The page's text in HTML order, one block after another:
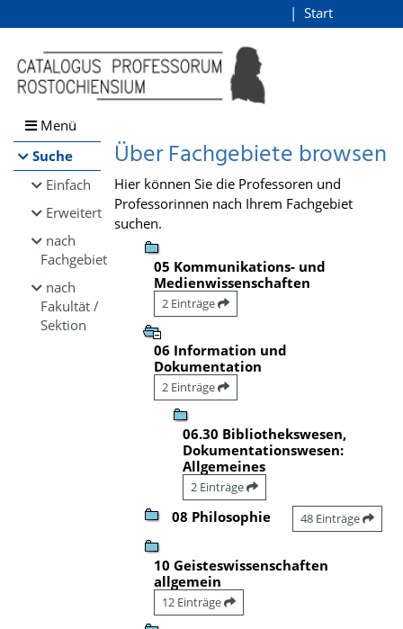
Browsen
direkt zum Inhalt
Start
Menü
Suche
Einfach
Erweitert
nach
Fachgebiet
nach
Fakultät /
Sektion
Über Fachgebiete browsen
Hier können Sie die Professoren und
Professorinnen nach Ihrem Fachgebiet
suchen.
05 Kommunikations- und
Medienwissenschaften
2 Einträge
06 Information und
Dokumentation
2 Einträge
06.30 Bibliothekswesen,
Dokumentationswesen:
Allgemeines
2 Einträge
08 Philosophie 48 Einträge
10 Geisteswissenschaften
allgemein
12 Einträge